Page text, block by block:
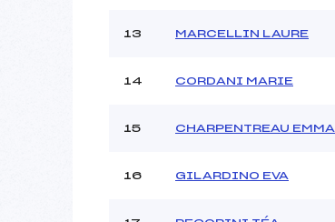
13 MARCELLIN LAURE
14 CORDANI MARIE
15 CHARPENTREAU EMMA
16 GILARDINO EVA